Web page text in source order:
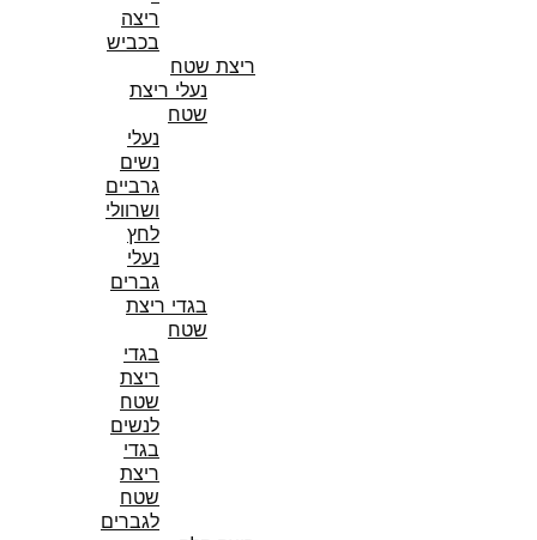
ריצה
בכביש
ריצת שטח
נעלי ריצת
שטח
נעלי
נשים
גרביים
ושרוולי
לחץ
נעלי
גברים
בגדי ריצת
שטח
בגדי
ריצת
שטח
לנשים
בגדי
ריצת
שטח
לגברים